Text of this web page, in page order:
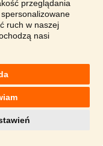
przeglądania
ruch w naszej
nasi
,Polityka